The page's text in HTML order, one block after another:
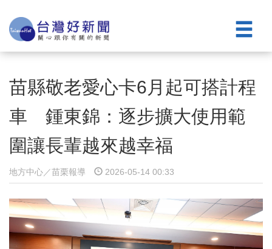
苗縣敬老愛心卡6月起可搭計程
車 鍾東錦：逐步擴大使用範
圍讓長輩越來越幸福
地方中心／苗栗報導 2026-05-14 00:33